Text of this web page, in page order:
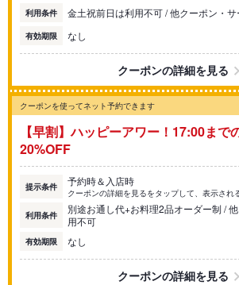
利用条件
金土祝前日は利用不可 / 他クーポン・
有効期限 なし
クーポンの詳細を見る
クーポンを使ってネット予約できます
【早割】ハッピーアワー！17:00まで
20%OFF
提示条件 予約時＆入店時
クーポンの詳細を見るをタップして、表示され
利用条件
別途お通し代+お料理2品オーダー制 /
用不可
有効期限 なし
クーポンの詳細を見る